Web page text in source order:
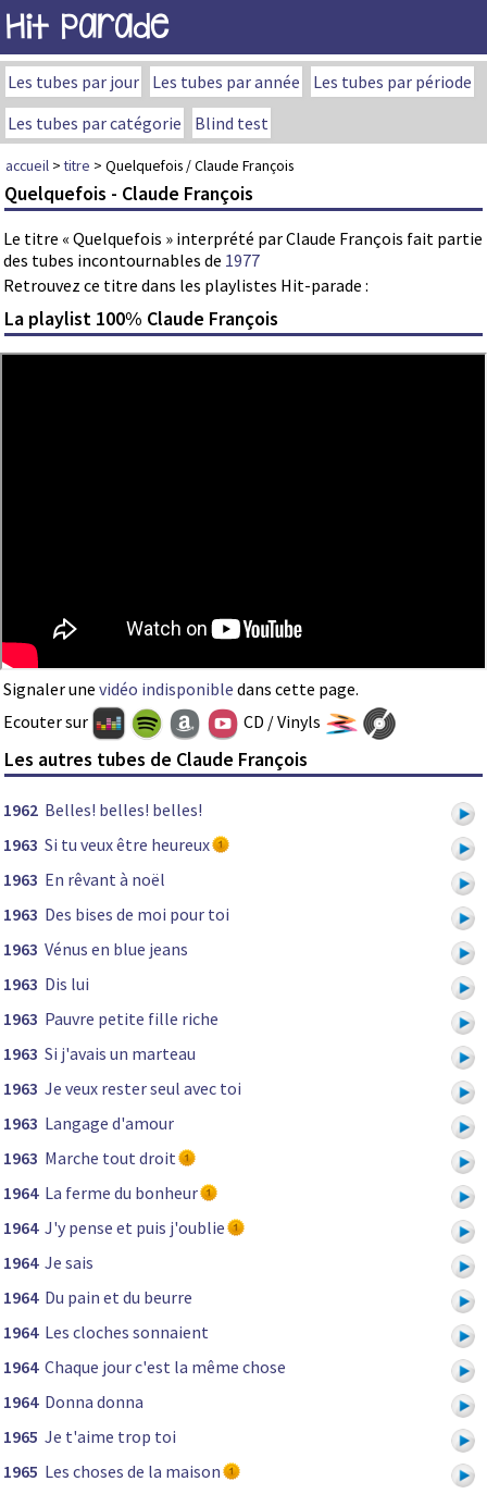
Hit Parade
Les tubes par jour Les tubes par année
Les tubes par période
Les tubes par catégorie
Blind test
accueil >titre > Quelquefois / Claude François
Quelquefois - Claude François
Le titre « Quelquefois » interprété par Claude François fait partie
des tubes incontournables de 1977
Retrouvez ce titre dans les playlistes Hit-parade :
La playlist 100% Claude François
Signaler une vidéo indisponible dans cette page.
Ecouter sur
CD / Vinyls
Les autres tubes de Claude François
1962 Belles! belles! belles!
1963 Si tu veux être heureux
1963 En rêvant à noël
1963 Des bises de moi pour toi
1963 Vénus en blue jeans
1963 Dis lui
1963 Pauvre petite fille riche
1963 Si j'avais un marteau
1963 Je veux rester seul avec toi
1963 Langage d'amour
1963 Marche tout droit
1964 La ferme du bonheur
1964 J'y pense et puis j'oublie
1964 Je sais
1964 Du pain et du beurre
1964 Les cloches sonnaient
1964 Chaque jour c'est la même chose
1964 Donna donna
1965 Je t'aime trop toi
1965 Les choses de la maison